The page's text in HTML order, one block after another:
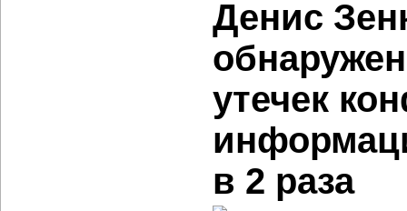
Денис
утечек
в 2 раза